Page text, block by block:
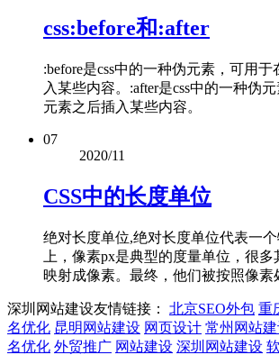
css:before和:after
:before是css中的一种伪元素，可用
入某些内容。:after是css中的一种伪
元素之后插入某些内容。
07
2020/11
CSS中的长度单位
绝对长度单位,绝对长度单位代表一
上，像素px是典型的度量单位，很
映射成像素。最终，他们被按照像素
深圳网站建设友情链接： 北京SEO外包 重
名优化 昆明网站建设 网页设计 常州网站
名优化 外贸推广 网站建设 深圳网站建设